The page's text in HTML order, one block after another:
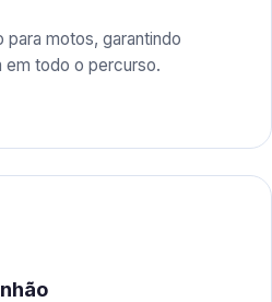
para motos, garantindo
em todo o percurso.